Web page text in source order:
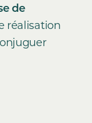
de
réalisation